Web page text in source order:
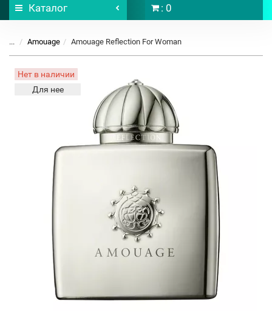
Каталог : 0
... Amouage Amouage Reflection For Woman
Нет в наличии
Для нее